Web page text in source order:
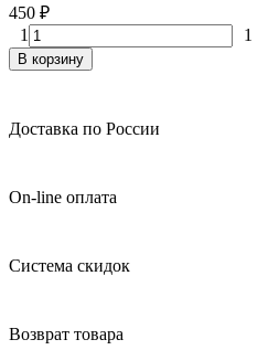
450 ₽
1
1
В корзину
Доставка по России
On-line оплата
Система скидок
Возврат товара